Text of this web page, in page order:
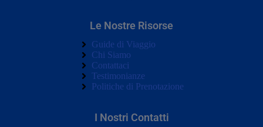
Le Nostre Risorse
Guide di Viaggio
Chi Siamo
Contattaci
Testimonianze
Politiche di Prenotazione
I Nostri Contatti